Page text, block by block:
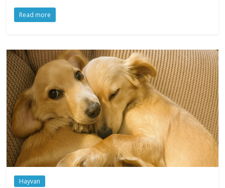
Read more
Hayvan